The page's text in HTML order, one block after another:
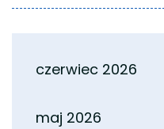
czerwiec 2026
maj 2026